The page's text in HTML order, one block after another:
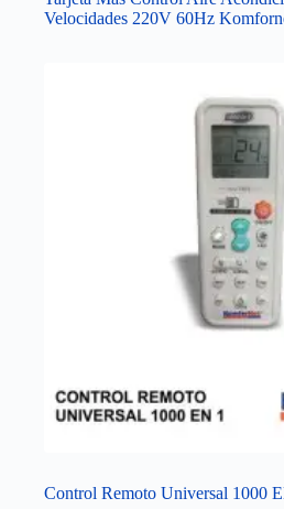
Velocidades 220V 60Hz
Control Remoto Universal 1000